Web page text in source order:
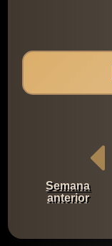
Semana
anterior